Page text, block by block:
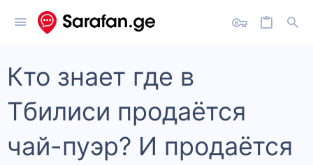
Кто знает где в
Тбилиси продаётся
чай-пуэр? И продаётся